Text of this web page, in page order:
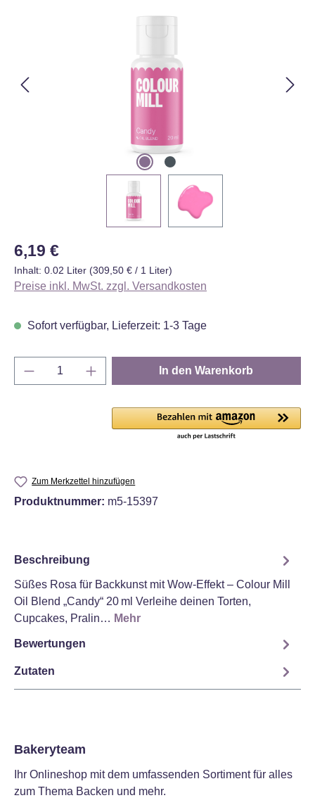
Regulärer Preis:
6,19 €
Inhalt: 0.02 Liter (309,50 € / 1 Liter)
Preise inkl. MwSt. zzgl. Versandkosten
Sofort verfügbar, Lieferzeit: 1-3 Tage
Produkt Anzahl: Gib den gewünschten
In den Warenkorb
Zum Merkzettel hinzufügen
Produktnummer: m5-15397
Beschreibung
Süßes Rosa für Backkunst mit Wow‑Effekt – Colour Mill
Oil Blend „Candy“ 20 ml Verleihe deinen Torten,
Cupcakes, Pralin… Mehr
Bewertungen
Zutaten
Bakeryteam
Ihr Onlineshop mit dem umfassenden Sortiment für alles
zum Thema Backen und mehr.